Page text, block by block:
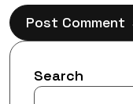
Post Comment
Search